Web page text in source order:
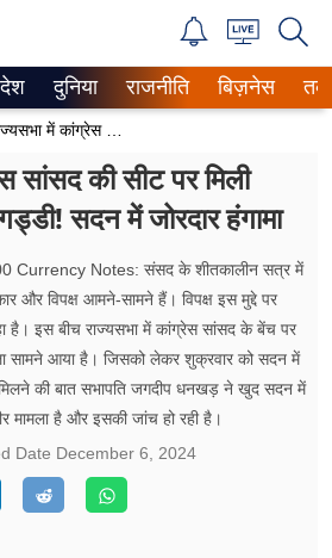
News
देश दुनिया राजनीति बिज़नेस
सांसद की सीट पर मिली
सदन में जोरदार हंगामा
Currency Notes: संसद के शीतकालीन सत्र में
और विपक्ष आमने-सामने हैं। विपक्ष इस मुद्दे पर
है। इस बीच राज्यसभा में कांग्रेस सांसद के बेंच पर
सामने आया है। जिसको लेकर शुक्रवार को सदन में
की बात सभापति जगदीप धनखड़ ने खुद सदन में
मामला है और इसकी जांच हो रही है।
Date December 6, 2024